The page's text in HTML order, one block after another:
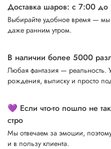
Доставка шаров: с 7:00
Выбирайте удобное время —
даже ранним утром.
В наличии более 5000
Любая фантазия — реальность.
рождения, выписку и просто
💜 Если что-то пошло не
стро
Мы отвечаем за эмоции,
и в пользу клиента.